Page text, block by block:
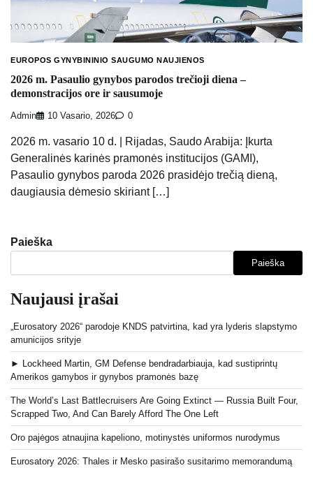
EUROPOS GYNYBININIO SAUGUMO NAUJIENOS
2026 m. Pasaulio gynybos parodos trečioji diena –
demonstracijos ore ir sausumoje
Admin 10 Vasario, 2026 0
2026 m. vasario 10 d. | Rijadas, Saudo Arabija: Įkurta
Generalinės karinės pramonės institucijos (GAMI),
Pasaulio gynybos paroda 2026 prasidėjo trečią dieną,
daugiausia dėmesio skiriant […]
Paieška
Paieška
Naujausi įrašai
„Eurosatory 2026“ parodoje KNDS patvirtina, kad yra lyderis slapstymo
amunicijos srityje
► Lockheed Martin, GM Defense bendradarbiauja, kad sustiprintų
Amerikos gamybos ir gynybos pramonės bazę
The World’s Last Battlecruisers Are Going Extinct — Russia Built Four,
Scrapped Two, And Can Barely Afford The One Left
Oro pajėgos atnaujina kapeliono, motinystės uniformos nurodymus
Eurosatory 2026: Thales ir Mesko pasirašo susitarimo memorandumą